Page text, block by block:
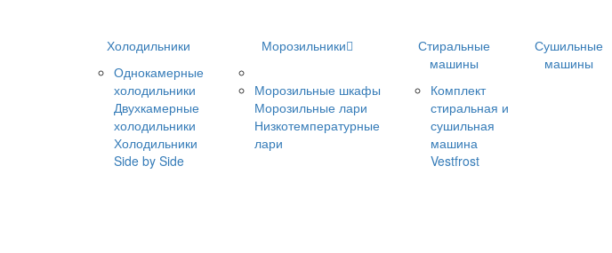
Холодильники
Однокамерные
холодильники
Двухкамерные
холодильники
Холодильники
Side by Side
Морозильники
Морозильные шкафы
Морозильные лари
Низкотемпературные
лари
Стиральные
машины
Комплект
стиральная и
сушильная
машина
Vestfrost
Сушильные
машины